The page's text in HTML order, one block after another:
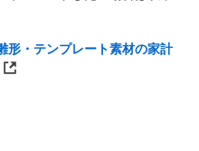
形・テンプレート素材の家計